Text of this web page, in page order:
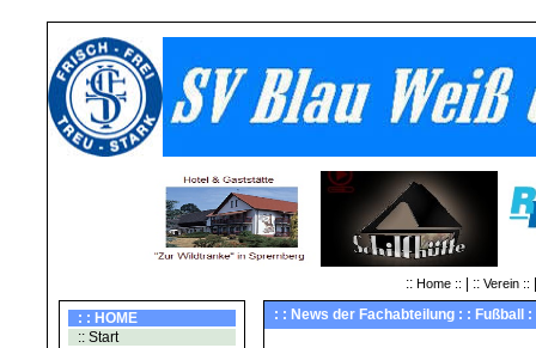
:: Home :: | :: Verein ::
: : HOME
:: Start
: : News der Fachabteilung : : Fußball